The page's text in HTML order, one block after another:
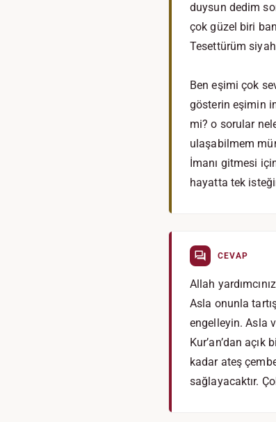
duysun dedim
çok güzel biri
Tesettürüm
Ben eşimi çok
gösterin eşimin
mi? o sorular
ulaşabilmem
İmanı gitmesi
hayatta tek
CEVAP
Allah
Asla onunla
engelleyin. Asla
Kur’an’dan
kadar ateş
sağlayacaktır.